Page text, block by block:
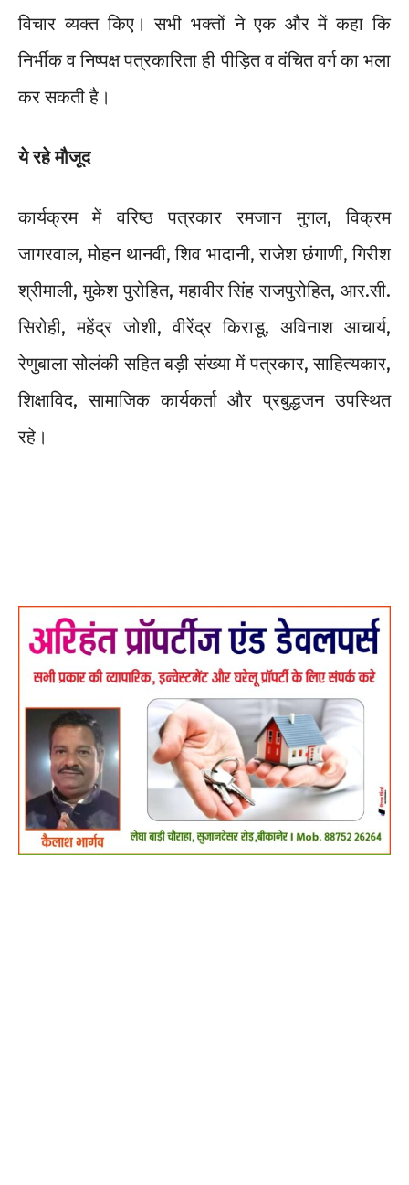
विचार व्यक्त किए। सभी भक्तों ने एक और में कहा कि
निर्भीक व निष्पक्ष पत्रकारिता ही पीड़ित व वंचित वर्ग का भला
कर सकती है।
ये रहे मौजूद
कार्यक्रम में वरिष्ठ पत्रकार रमजान मुगल, विक्रम
जागरवाल, मोहन थानवी, शिव भादानी, राजेश छंगाणी, गिरीश
श्रीमाली, मुकेश पुरोहित, महावीर सिंह राजपुरोहित, आर.सी.
सिरोही, महेंद्र जोशी, वीरेंद्र किराडू, अविनाश आचार्य,
रेणुबाला सोलंकी सहित बड़ी संख्या में पत्रकार, साहित्यकार,
शिक्षाविद, सामाजिक कार्यकर्ता और प्रबुद्धजन उपस्थित
रहे।